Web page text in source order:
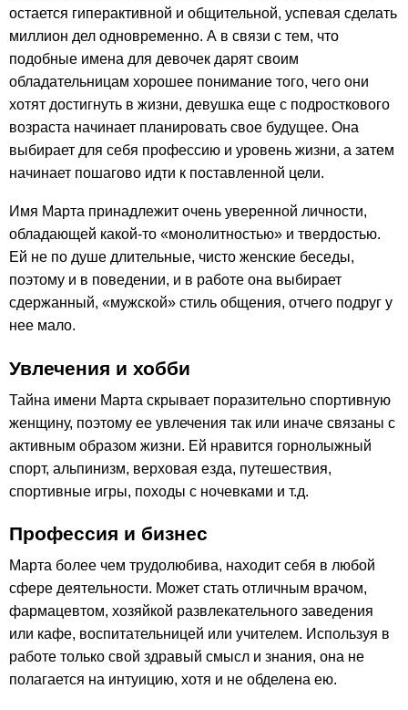
остается гиперактивной и общительной, успевая сделать
миллион дел одновременно. А в связи с тем, что
подобные имена для девочек дарят своим
обладательницам хорошее понимание того, чего они
хотят достигнуть в жизни, девушка еще с подросткового
возраста начинает планировать свое будущее. Она
выбирает для себя профессию и уровень жизни, а затем
начинает пошагово идти к поставленной цели.
Имя Марта принадлежит очень уверенной личности,
обладающей какой-то «монолитностью» и твердостью.
Ей не по душе длительные, чисто женские беседы,
поэтому и в поведении, и в работе она выбирает
сдержанный, «мужской» стиль общения, отчего подруг у
нее мало.
Увлечения и хобби
Тайна имени Марта скрывает поразительно спортивную
женщину, поэтому ее увлечения так или иначе связаны с
активным образом жизни. Ей нравится горнолыжный
спорт, альпинизм, верховая езда, путешествия,
спортивные игры, походы с ночевками и т.д.
Профессия и бизнес
Марта более чем трудолюбива, находит себя в любой
сфере деятельности. Может стать отличным врачом,
фармацевтом, хозяйкой развлекательного заведения
или кафе, воспитательницей или учителем. Используя в
работе только свой здравый смысл и знания, она не
полагается на интуицию, хотя и не обделена ею.